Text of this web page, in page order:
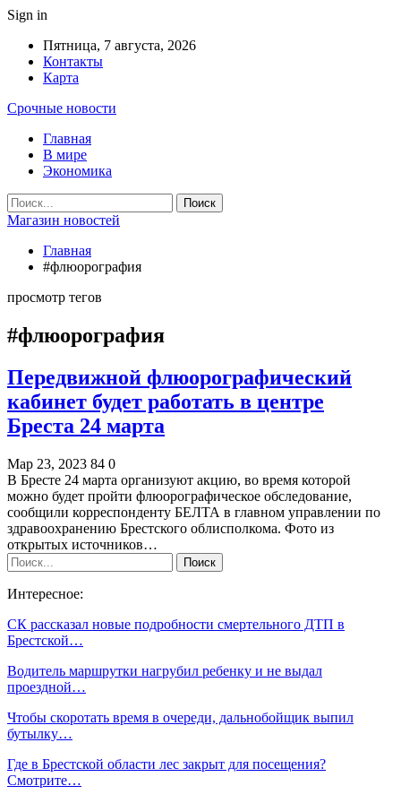
Sign in
Пятница, 7 августа, 2026
Контакты
Карта
Срочные новости
Главная
В мире
Экономика
Магазин новостей
Главная
#флюорография
просмотр тегов
#флюорография
Передвижной флюорографический
кабинет будет работать в центре
Бреста 24 марта
Мар 23, 2023 84 0
В Бресте 24 марта организуют акцию, во время которой
можно будет пройти флюорографическое обследование,
сообщили корреспонденту БЕЛТА в главном управлении по
здравоохранению Брестского облисполкома. Фото из
открытых источников…
Интересное:
СК рассказал новые подробности смертельного ДТП в
Брестской…
Водитель маршрутки нагрубил ребенку и не выдал
проездной…
Чтобы скоротать время в очереди, дальнобойщик выпил
бутылку…
Где в Брестской области лес закрыт для посещения?
Смотрите…